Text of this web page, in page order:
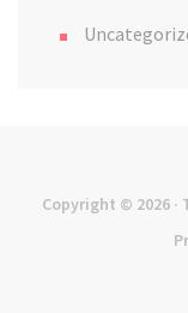
Copyright © 2026 ·